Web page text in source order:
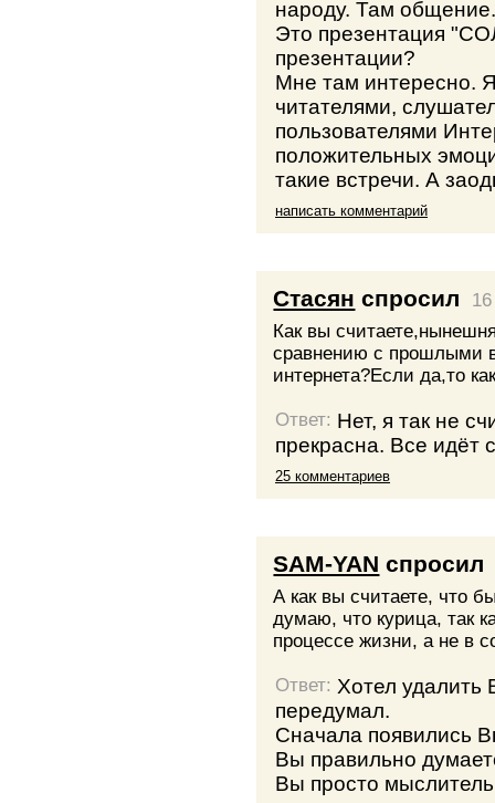
народу. Там
Это презентация
презентации?
Мне там интересно.
читателями,
пользователями
положительных
такие встречи. А
написать комментарий
Стасян спросил
Как вы
сравнению с прошлыми
интернета?Если да,то
Ответ: Нет, я так не
прекрасна. Все идёт
25 комментариев
SAM-YAN спросил
А как вы считаете, что
думаю, что курица, так
процессе жизни, а не в
Ответ: Хотел удалить
передумал.
Сначала появились
Вы правильно
Вы просто